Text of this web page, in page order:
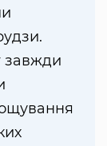
завжди